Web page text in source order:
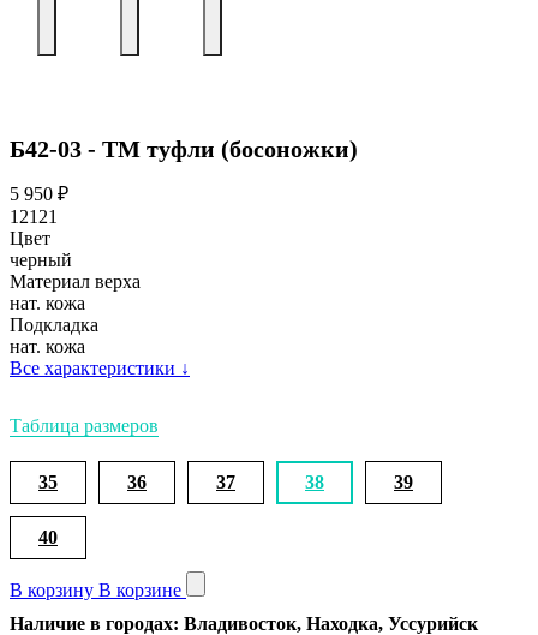
Б42-03 - ТМ туфли (босоножки)
5 950 ₽
12121
Цвет
черный
Материал верха
нат. кожа
Подкладка
нат. кожа
Все характеристики ↓
Таблица размеров
35 36 37 38 39
40
В корзину В корзине
Наличие в городах: Владивосток, Находка, Уссурийск